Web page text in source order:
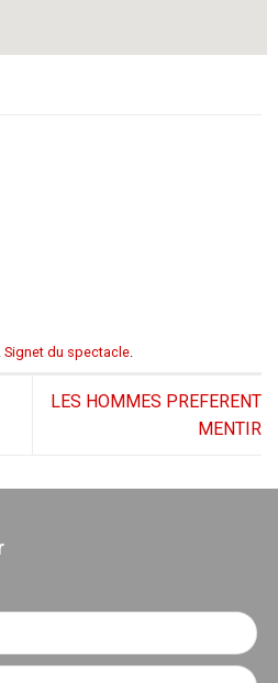
Signet du spectacle.
LES HOMMES PREFERENT
MENTIR